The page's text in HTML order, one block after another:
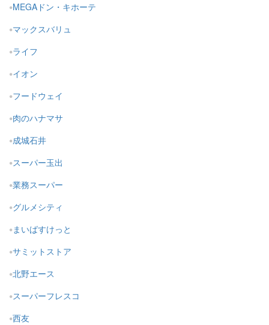
MEGAドン・キホーテ
マックスバリュ
ライフ
イオン
フードウェイ
肉のハナマサ
成城石井
スーパー玉出
業務スーパー
グルメシティ
まいばすけっと
サミットストア
北野エース
スーパーフレスコ
西友